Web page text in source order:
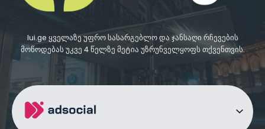
lui.ge ყველაზე უფრო სასარგებლო და ჯანსაღი რჩევების
მოწოდებას უკვე 4 წელზე მეტია უზრუნველყოფს თქვენთვის.